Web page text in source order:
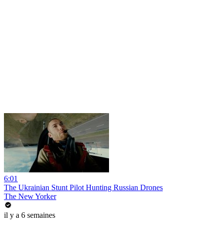
6:01
The Ukrainian Stunt Pilot Hunting Russian Drones
The New Yorker
il y a 6 semaines